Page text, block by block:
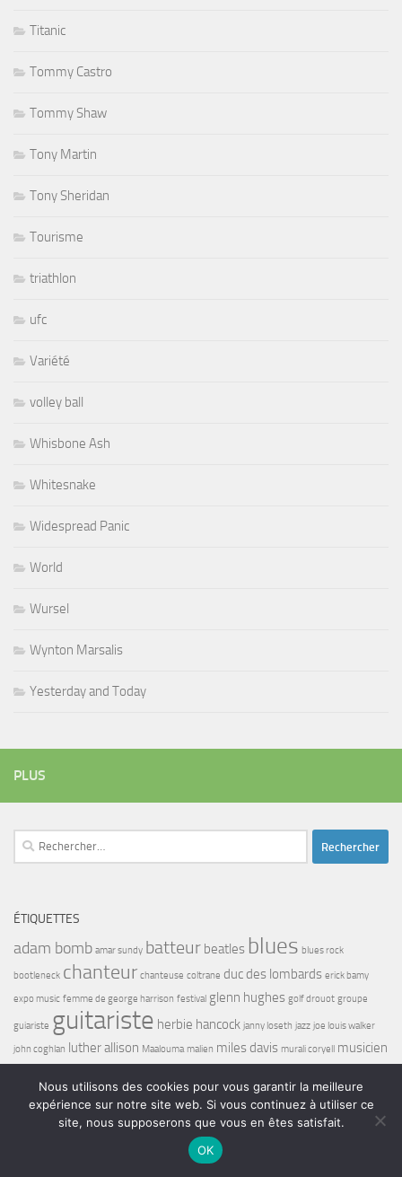
Titanic
Tommy Castro
Tommy Shaw
Tony Martin
Tony Sheridan
Tourisme
triathlon
ufc
Variété
volley ball
Whisbone Ash
Whitesnake
Widespread Panic
World
Wursel
Wynton Marsalis
Yesterday and Today
PLUS
Rechercher :
ÉTIQUETTES
adam bomb amar sundy batteur beatles blues blues rock
bootleneck chanteur chanteuse coltrane duc des lombards erick bamy
expo music femme de george harrison festival glenn hughes golf drouot groupe
guiariste guitariste herbie hancock janny loseth jazz joe louis walker
john coghlan luther allison Maalouma malien miles davis murali coryell musicien
tony sheridan wayne shorter
Nous utilisons des cookies pour vous garantir la meilleure
expérience sur notre site web. Si vous continuez à utiliser ce
site, nous supposerons que vous en êtes satisfait.
OK